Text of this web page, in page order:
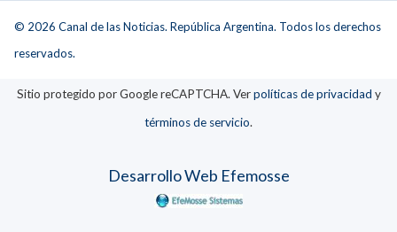
© 2026 Canal de las Noticias. República Argentina. Todos los derechos
reservados.
Sitio protegido por Google reCAPTCHA. Verpolíticas de privacidad y
términos de servicio.
Desarrollo Web Efemosse